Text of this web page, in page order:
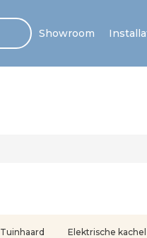
Showroom
Tuinhaard Elektrische kachel